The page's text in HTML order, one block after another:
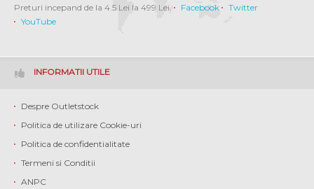
Preturi incepand de la 4.5 Lei la 499 Lei.
Facebook
Twitter
YouTube
INFORMATII UTILE
Despre Outletstock
Politica de utilizare Cookie-uri
Politica de confidentialitate
Termeni si Conditii
ANPC